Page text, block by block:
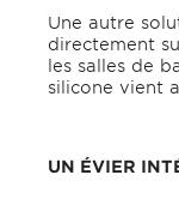
Une autre
directement
les salles de
silicone vient
UN ÉVIER